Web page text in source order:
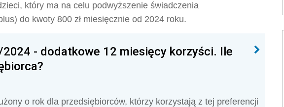
który ma na celu podwyższenie świadczenia
do kwoty 800 zł miesięcznie od 2024 roku.
2024 - dodatkowe 12 miesięcy korzyści. Ile
o rok dla przedsiębiorców, którzy korzystają z tej preferencji